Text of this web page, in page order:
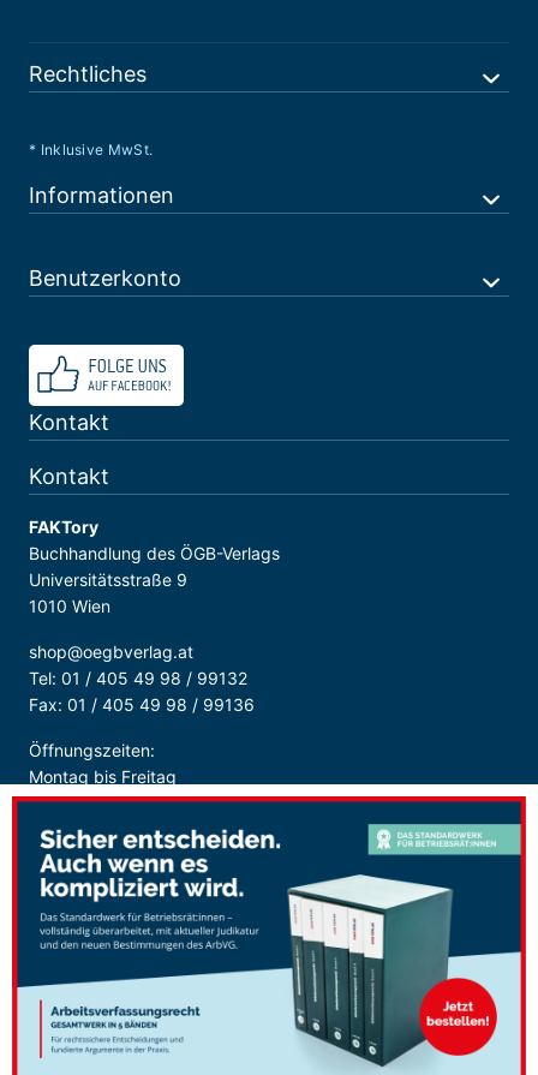
Rechtliches
* Inklusive MwSt.
Informationen
Benutzerkonto
Kontakt
Kontakt
FAKTory
Buchhandlung des ÖGB-Verlags
Universitätsstraße 9
1010 Wien
shop@oegbverlag.at
Tel: 01 / 405 49 98 / 99132
Fax: 01 / 405 49 98 / 99136
Öffnungszeiten:
Montag bis Freitag
9:00 - 18:00 Uhr
durchgehend
Sicher Bezahlen: